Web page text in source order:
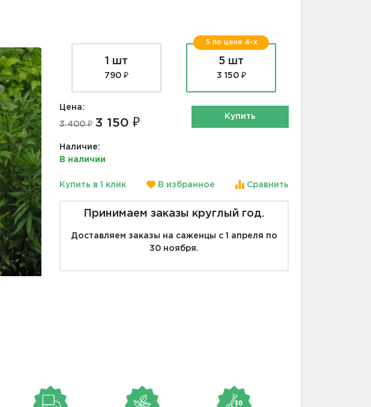
1 шт
790 ₽
5 по цене 4-х
5 шт
3 150 ₽
Цена:
3 400 ₽ 3 150 ₽
Наличие:
В наличии
Купить
Купить в 1 клик В избранное Сравнить
Принимаем заказы круглый год.
Доставляем заказы на саженцы с 1 апреля по
30 ноября.